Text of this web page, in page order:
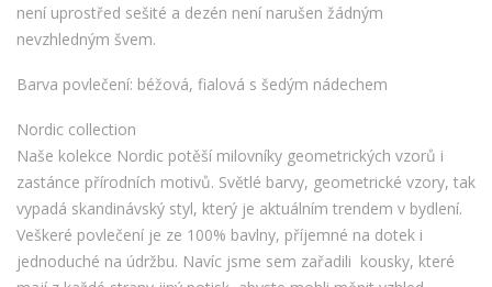
není uprostřed sešité a dezén není narušen žádným
nevzhledným švem.
Barva povlečení: béžová, fialová s šedým nádechem
Nordic collection
Naše kolekce Nordic potěší milovníky geometrických vzorů i
zastánce přírodních motivů. Světlé barvy, geometrické vzory, tak
vypadá skandinávský styl, který je aktuálním trendem v bydlení.
Veškeré povlečení je ze 100% bavlny, příjemné na dotek i
jednoduché na údržbu. Navíc jsme sem zařadili kousky, které